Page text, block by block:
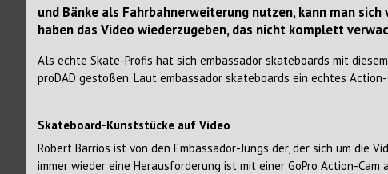
und Bänke als Fahrbahnerweiterung nutzen, kann man
haben das Video wiederzugeben, das nicht komplett
Als echte Skate-Profis hat sich embassador skateboards mit
proDAD gestoßen. Laut embassador skateboards ein echtes
Skateboard-Kunststücke auf Video
Robert Barrios ist von den Embassador-Jungs der, der sich um die
immer wieder eine Herausforderung ist mit einer GoPro Action-